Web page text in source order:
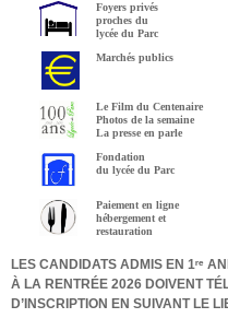
Foyers privés
proches du
lycée du Parc
Marchés publics
Le Film du Centenaire
Photos de la semaine
La presse en parle
Fondation
du lycée du Parc
Paiement en ligne
hébergement et
restauration
LES CANDIDATS ADMIS EN 1ʳᵉ
À LA RENTRÉE 2026 DOIVENT
D’INSCRIPTION EN SUIVANT LE